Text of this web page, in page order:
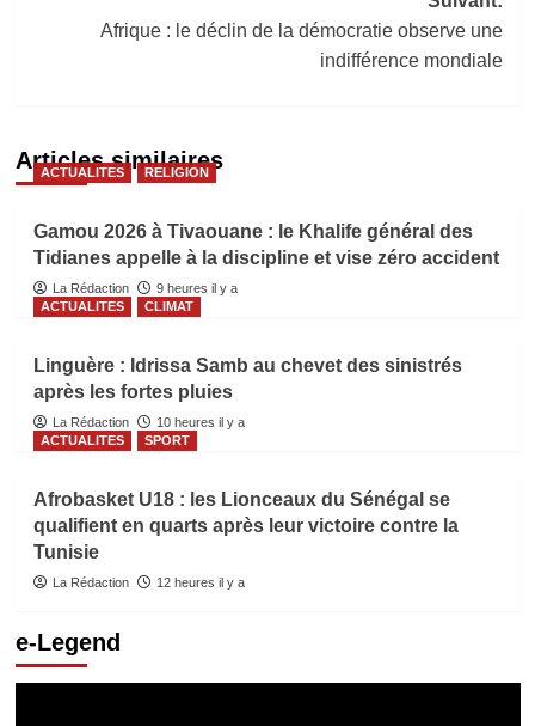
Afrique : le déclin de la démocratie observe une
indifférence mondiale
Articles similaires
ACTUALITES RELIGION
Gamou 2026 à Tivaouane : le Khalife général des
Tidianes appelle à la discipline et vise zéro accident
La Rédaction
9 heures il y a
ACTUALITES
CLIMAT
Linguère : Idrissa Samb au chevet des sinistrés
après les fortes pluies
La Rédaction
10 heures il y a
ACTUALITES
SPORT
Afrobasket U18 : les Lionceaux du Sénégal se
qualifient en quarts après leur victoire contre la
Tunisie
La Rédaction 12 heures il y a
e-Legend